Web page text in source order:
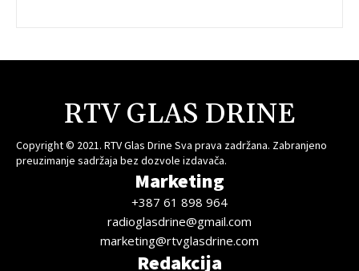
RTV GLAS DRINE
Copyright © 2021. RTV Glas Drine Sva prava zadržana. Zabranjeno
preuzimanje sadržaja bez dozvole izdavača.
Marketing
+387 61 898 964
radioglasdrine@gmail.com
marketing@rtvglasdrine.com
Redakcija